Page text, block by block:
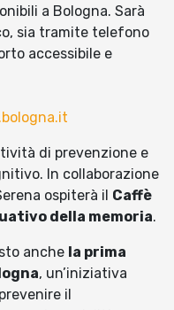
a Bologna. Sarà
sia tramite telefono
accessibile e
di prevenzione e
In collaborazione
ospiterà il Caffè
della memoria.
anche la prima
, un’iniziativa
il